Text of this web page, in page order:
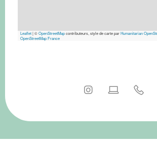
Leaflet|©OpenStreetMapcontributeurs, style de carte parHumanitarian
OpenStreetMap France